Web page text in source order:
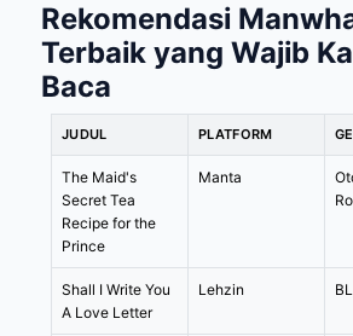
Rekomendasi
Terbaik yang Wajib
Baca
JUDUL PLATFORM
The Maid's
Secret Tea
Recipe for the
Prince
Manta
Shall I Write You
A Love Letter
Lehzin